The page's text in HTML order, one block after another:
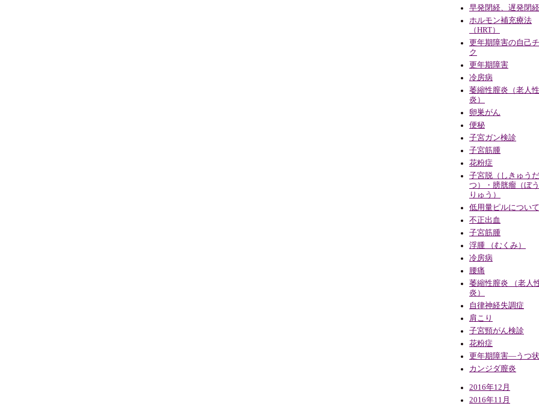
早発閉経、遅発閉経
ホルモン補充療法
（HRT）
更年期障害の自己
ク
更年期障害
冷房病
萎縮性膣炎（老人
炎）
卵巣がん
便秘
子宮ガン検診
子宮筋腫
花粉症
子宮脱（しきゅうだ
つ）・膀胱瘤（ぼ
りゅう）
低用量ピルについて
不正出血
子宮筋腫
浮腫 （むくみ）
冷房病
腰痛
萎縮性膣炎 （老人
炎）
自律神経失調症
肩こり
子宮頸がん検診
花粉症
更年期障害―うつ
カンジダ膣炎
2016年12月
2016年11月